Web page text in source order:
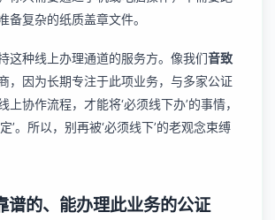
备复杂的纸质盖章文件。
这种线上办理通道的服务方。像我们音致
，因为长期专注于此项业务，与多家公证
上协作流程，才能将‘必须线下办’的事情，
’。所以，别再被‘必须线下’的老观念束缚
谱的、能办理此业务的公证